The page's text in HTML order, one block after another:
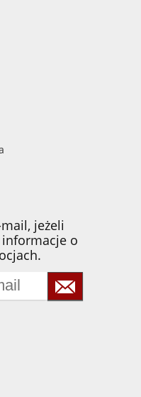
jeżeli
informacje o